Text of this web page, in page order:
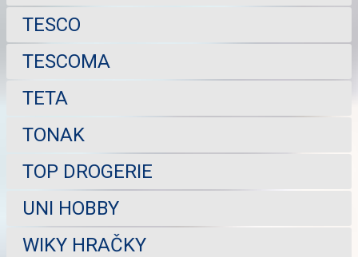
TESCO
TESCOMA
TETA
TONAK
TOP DROGERIE
UNI HOBBY
WIKY HRAČKY